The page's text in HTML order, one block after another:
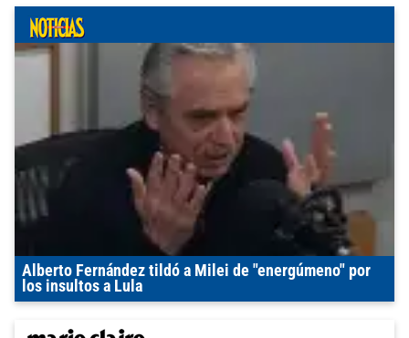
Alberto Fernández tildó a Milei de "energúmeno" por
los insultos a Lula